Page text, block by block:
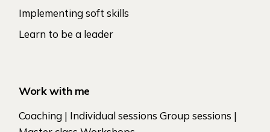
Implementing soft skills
Learn to be a leader
Work with me
Coaching | Individual sessions Group sessions |